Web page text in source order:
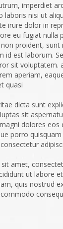
imperdiet
laboris nisi ut
irure dolor in
eu fugiat nulla
proident, sunt
id est laborum.
sit voluptatem.
aperiam,
quasi
dicta sunt
sit
dolores
porro
amet,
ut labore
quis nostrud